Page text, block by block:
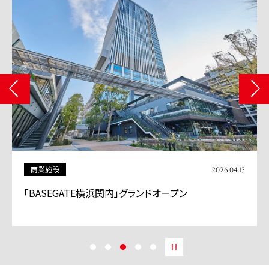
商業施設 2026.04.13
「BASEGATE横浜関内」グランドオープン